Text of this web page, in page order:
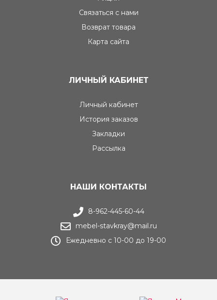
Связаться с нами
Возврат товара
Карта сайта
ЛИЧНЫЙ КАБИНЕТ
Личный кабинет
История заказов
Закладки
Рассылка
НАШИ КОНТАКТЫ
8-962-445-60-44
mebel-stavkray@mail.ru
Ежедневно с 10-00 до 19-00